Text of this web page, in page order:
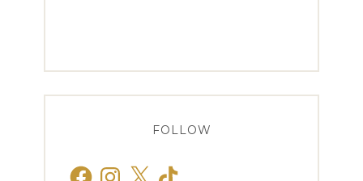
FOLLOW
FacebookInstagram
X TikTok